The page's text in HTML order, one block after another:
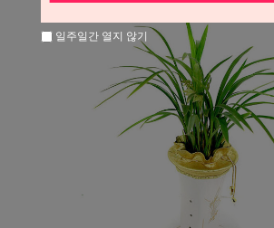
일주일간 열지 않기